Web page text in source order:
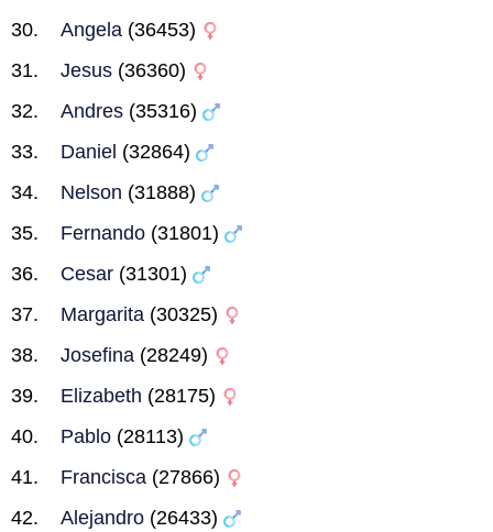
Angela (36453)
Jesus (36360)
Andres (35316)
Daniel (32864)
Nelson (31888)
Fernando (31801)
Cesar (31301)
Margarita (30325)
Josefina (28249)
Elizabeth (28175)
Pablo (28113)
Francisca (27866)
Alejandro (26433)